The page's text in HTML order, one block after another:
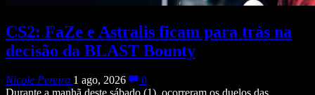
CS2: FaZe e Astralis ficam para trás na
decisão da BLAST Bounty
Nicole Pereira 1 ago, 2026
0